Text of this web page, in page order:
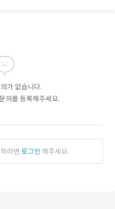
가 없습니다.
의를 등록해주세요.
려면 로그인 해주세요.